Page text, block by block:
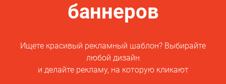
баннеров
Ищете красивый рекламный шаблон? Выбирайте
любой дизайн
и делайте рекламу, на которую кликают